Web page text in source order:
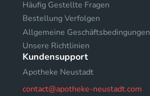
Häufig Gestellte Fragen
Bestellung Verfolgen
Allgemeine Geschäftsbedingungen
Unsere Richtlinien
Kundensupport
Apotheke Neustadt
contact@apotheke-neustadt.com